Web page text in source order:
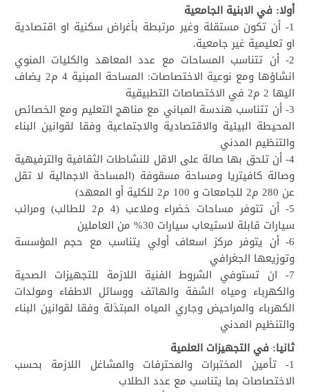
أولا: في الابنية الجامعية
1- أن تكون مستقلة وغير مرتبطة بأغراض سكنية او اقتصادية
او تعليمية غير جامعية.
2- أن تتناسب المساحات مع عدد المعاهد والكليات المنوي
انشاؤها ومع نوعية الاختصاصات: المساحة المبنية 4 م2 يضاف
اليها 2 م2 في الاختصاصات التطبيقية
3- أن تتناسب هندسة المباني مع مناهج التعليم ومع الخصائص
المحيطة البيئية والاقتصادية والاجتماعية وفقا لقوانين البناء
والتنظيم المدني
4- أن تلحق بها صالة على الاقل للنشاطات الثقافية والترفيهية
وصالة كافيتريا ومساحة مسقوفة (المساحة الاجمالية لا تقل
عن 280 م2 للجامعات و 100 م2 للكلية أو المعهد)
5- أن تتوفر مساحات خضراء وملاعب (4 م2 للطالب) ومرائب
سيارات قابلة لاستيعاب سيارات 30% من العاملين
6- أن يتوفر مركز اسعاف أولي يتناسب مع حجم المؤسسة
وتوزيعها الجغرافي
7- ان تستوفي الشروط الفنية اللازمة للتجهيزات الصحية
والكهرباء ومياه الشفة والهاتف ووسائل الاطفاء ومولدات
الكهرباء والمراحيض وجاري المياه المبتذلة وفقا لقوانين البناء
والتنظيم المدني
ثانيا: في التجهيزات العلمية
1- تأمين المختبرات والمحترفات والمشاغل اللازمة بحسب
الاختصاصات بما يتناسب مع عدد الطلاب